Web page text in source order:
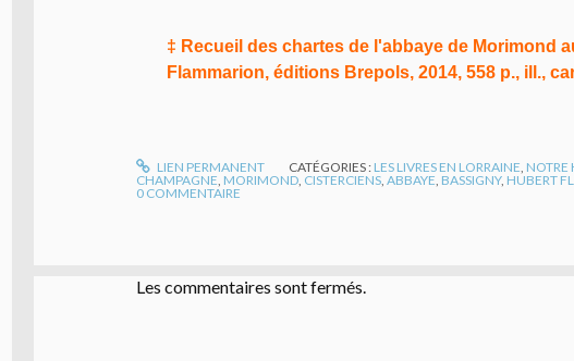
‡ Recueil des chartes de l'abbaye de Morimond
Flammarion, éditions Brepols, 2014, 558 p., ill.,
LIEN PERMANENT CATÉGORIES : LES LIVRES EN LORRAINE, NOTRE
CHAMPAGNE, MORIMOND, CISTERCIENS, ABBAYE, BASSIGNY, HUBERT
0 COMMENTAIRE
Les commentaires sont fermés.